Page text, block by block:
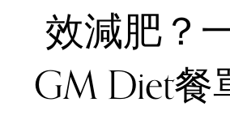
效減肥？
GM Diet餐